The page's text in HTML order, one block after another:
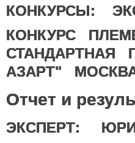
КОНКУРСЫ:
КОНКУРС
СТАНДАРТНАЯ
АЗАРТ"
Отчет и
ЭКСПЕРТ: